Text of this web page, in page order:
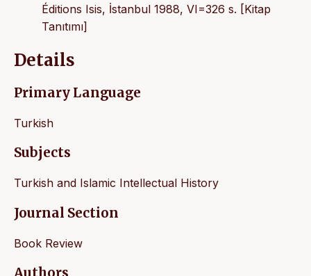
Éditions Isis, İstanbul 1988, VI=326 s. [Kitap
Tanıtımı]
Details
Primary Language
Turkish
Subjects
Turkish and Islamic Intellectual History
Journal Section
Book Review